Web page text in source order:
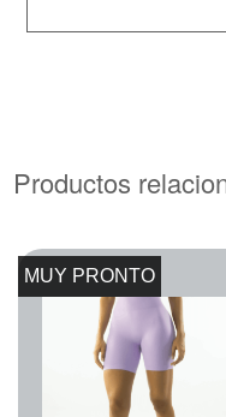
Productos
MUY PRONTO